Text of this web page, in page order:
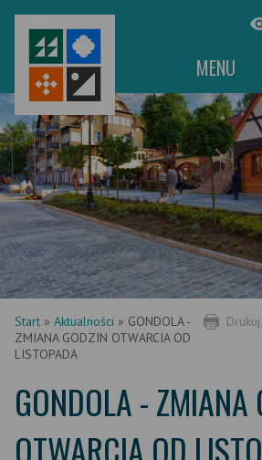
MENU
Drukuj
Start » Aktualności » GONDOLA -
ZMIANA GODZIN OTWARCIA OD
LISTOPADA
GONDOLA - ZMIANA
OTWARCIA OD